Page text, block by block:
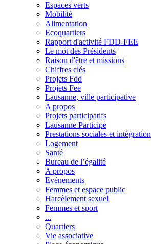
Espaces verts
Mobilité
Alimentation
Ecoquartiers
Rapport d'activité FDD-FEE
Le mot des Présidents
Raison d'être et missions
Chiffres clés
Projets Fdd
Projets Fee
Lausanne, ville participative
A propos
Projets participatifs
Lausanne Participe
Prestations sociales et intégration
Logement
Santé
Bureau de l’égalité
A propos
Evénements
Femmes et espace public
Harcèlement sexuel
Femmes et sport
...
Quartiers
Vie associative